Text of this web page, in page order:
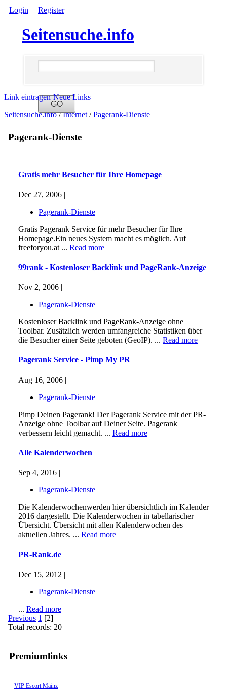
Login | Register
Seitensuche.info
Link eintragen Neue Links
Seitensuche.info/ Internet / Pagerank-Dienste
Premiumlinks
VIP Escort Mainz
Pagerank-Dienste
Gratis mehr Besucher für Ihre Homepage
Dec 27, 2006 |
Pagerank-Dienste
Gratis Pagerank Service für mehr Besucher für Ihre
Homepage.Ein neues System macht es möglich. Auf
freeforyou.at ... Read more
99rank - Kostenloser Backlink und PageRank-Anzeige
Nov 2, 2006 |
Pagerank-Dienste
Kostenloser Backlink und PageRank-Anzeige ohne
Toolbar. Zusätzlich werden umfangreiche Statistiken über
die Besucher einer Seite geboten (GeoIP). ... Read more
Pagerank Service - Pimp My PR
Aug 16, 2006 |
Pagerank-Dienste
Pimp Deinen Pagerank! Der Pagerank Service mit der PR-
Anzeige ohne Toolbar auf Deiner Seite. Pagerank
verbessern leicht gemacht. ... Read more
Alle Kalenderwochen
Sep 4, 2016 |
Pagerank-Dienste
Die Kalenderwochenwerden hier übersichtlich im Kalender
2016 dargestellt. Die Kalenderwochen in tabellarischer
Übersicht. Übersicht mit allen Kalenderwochen des
aktuellen Jahres. ... Read more
PR-Rank.de
Dec 15, 2012 |
Pagerank-Dienste
... Read more
Previous 1 [2]
Total records: 20